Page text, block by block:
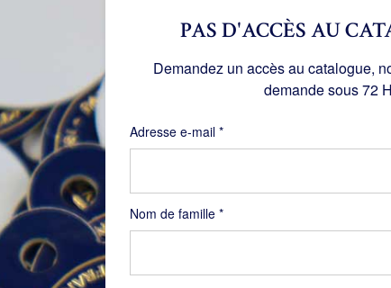
Nom de famille *
PAS D'ACCÈS AU
Demandez un accès au catalogue,
demande sous 72
Adresse e-mail *Obligatoire